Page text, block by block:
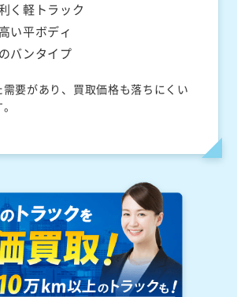
く軽トラック
い平ボディ
バンタイプ
要があり、買取価格も落ちにくい